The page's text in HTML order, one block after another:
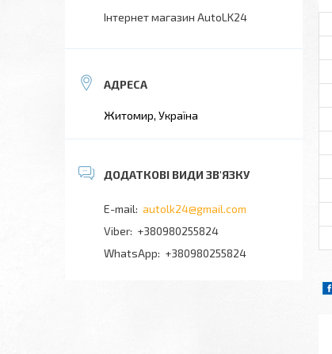
Інтернет магазин AutoLK24
Житомир, Україна
autolk24@gmail.com
+380980255824
+380980255824